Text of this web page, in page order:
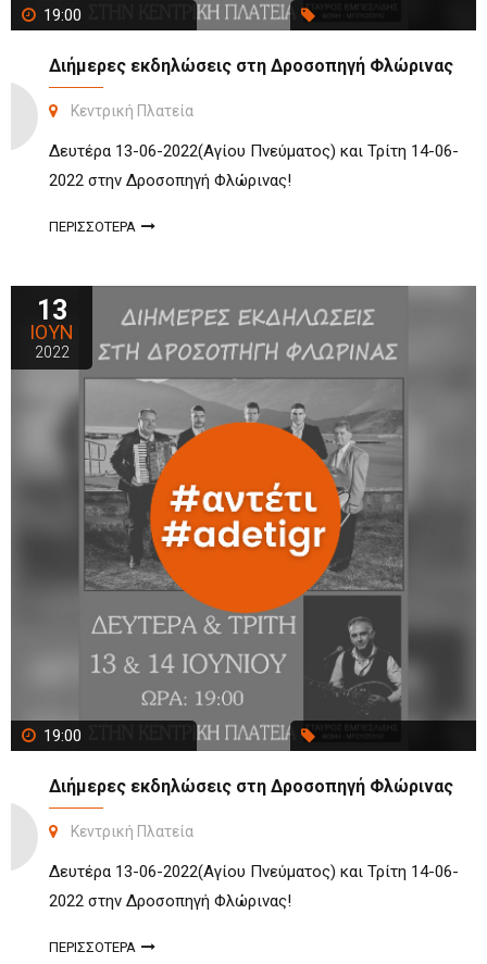
19:00
Διήμερες εκδηλώσεις στη Δροσοπηγή Φλώρινας
Κεντρική Πλατεία
Δευτέρα 13-06-2022(Αγίου Πνεύματος) και Τρίτη 14-06-
2022 στην Δροσοπηγή Φλώρινας!
ΠΕΡΙΣΣΟΤΕΡΑ
13
ΙΟΥΝ
2022
19:00
Διήμερες εκδηλώσεις στη Δροσοπηγή Φλώρινας
Κεντρική Πλατεία
Δευτέρα 13-06-2022(Αγίου Πνεύματος) και Τρίτη 14-06-
2022 στην Δροσοπηγή Φλώρινας!
ΠΕΡΙΣΣΟΤΕΡΑ